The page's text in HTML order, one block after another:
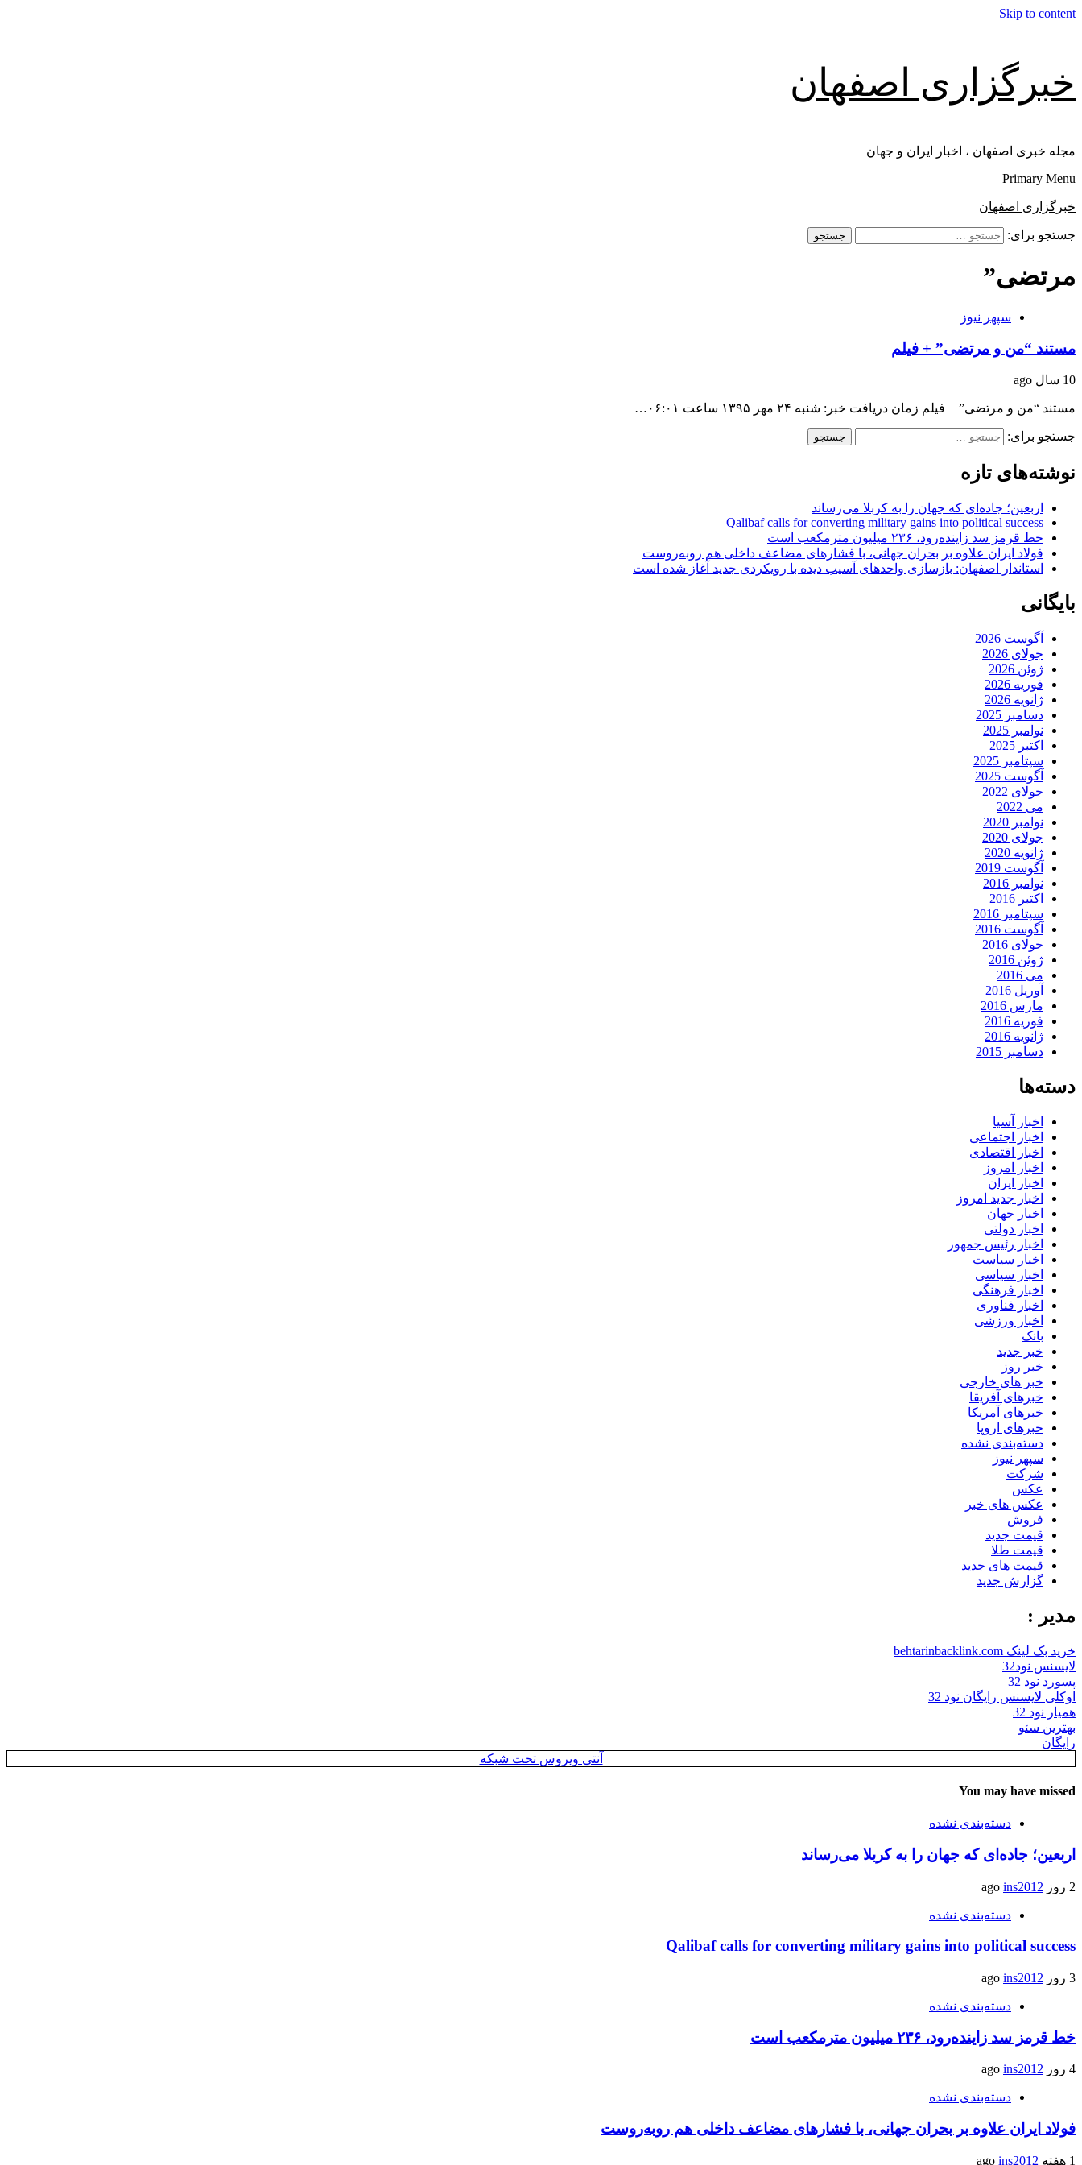
Skip to content
خبرگزاری اصفهان
مجله خبری اصفهان ، اخبار ایران و جهان
Primary Menu
خبرگزاری اصفهان
جستجو برای:
مرتضی”
سپهر نیوز
مستند “من و مرتضی” + فیلم
10 سال ago
مستند “من و مرتضی” + فیلم زمان دریافت خبر: شنبه ۲۴ مهر ۱۳۹۵ ساعت ۰۶:۰۱…
جستجو برای:
نوشته‌های تازه
اربعین؛ جاده‌ای که جهان را به کربلا می‌رساند
Qalibaf calls for converting military gains into political success
خط قرمز سد زاینده‌رود، ۲۳۶ میلیون مترمکعب است
فولاد ایران علاوه بر بحران جهانی، با فشارهای مضاعف داخلی هم روبه‌روست
استاندار اصفهان: بازسازی واحدهای آسیب دیده با رویکردی جدید آغاز شده است
بایگانی
آگوست 2026
جولای 2026
ژوئن 2026
فوریه 2026
ژانویه 2026
دسامبر 2025
نوامبر 2025
اکتبر 2025
سپتامبر 2025
آگوست 2025
جولای 2022
می 2022
نوامبر 2020
جولای 2020
ژانویه 2020
آگوست 2019
نوامبر 2016
اکتبر 2016
سپتامبر 2016
آگوست 2016
جولای 2016
ژوئن 2016
می 2016
آوریل 2016
مارس 2016
فوریه 2016
ژانویه 2016
دسامبر 2015
دسته‌ها
اخبار آسیا
اخبار اجتماعی
اخبار اقتصادی
اخبار امروز
اخبار ایران
اخبار جدید امروز
اخبار جهان
اخبار دولتی
اخبار رئیس جمهور
اخبار سیاست
اخبار سیاسی
اخبار فرهنگی
اخبار فناوری
اخبار ورزشی
بانک
خبر جدید
خبر روز
خبر های خارجی
خبرهای آفریقا
خبرهای آمریکا
خبرهای اروپا
دسته‌بندی نشده
سپهر نیوز
شرکت
عکس
عکس های خبر
فروش
قیمت جدید
قیمت طلا
قیمت های جدید
گزارش جدید
مدیر :
خرید بک لینک behtarinbacklink.com
لایسنس نود32
پسورد نود 32
اوکلی لایسنس رایگان نود 32
همیار نود 32
بهترین سئو
رایگان
آنتی ویروس تحت شبکه
You may have missed
دسته‌بندی نشده
اربعین؛ جاده‌ای که جهان را به کربلا می‌رساند
2 روز ago ins2012
دسته‌بندی نشده
Qalibaf calls for converting military gains into political success
3 روز ago ins2012
دسته‌بندی نشده
خط قرمز سد زاینده‌رود، ۲۳۶ میلیون مترمکعب است
4 روز ago ins2012
دسته‌بندی نشده
فولاد ایران علاوه بر بحران جهانی، با فشارهای مضاعف داخلی هم روبه‌روست
1 هفته ago ins2012